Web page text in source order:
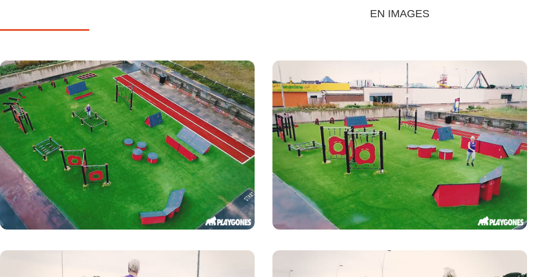
EN IMAGES